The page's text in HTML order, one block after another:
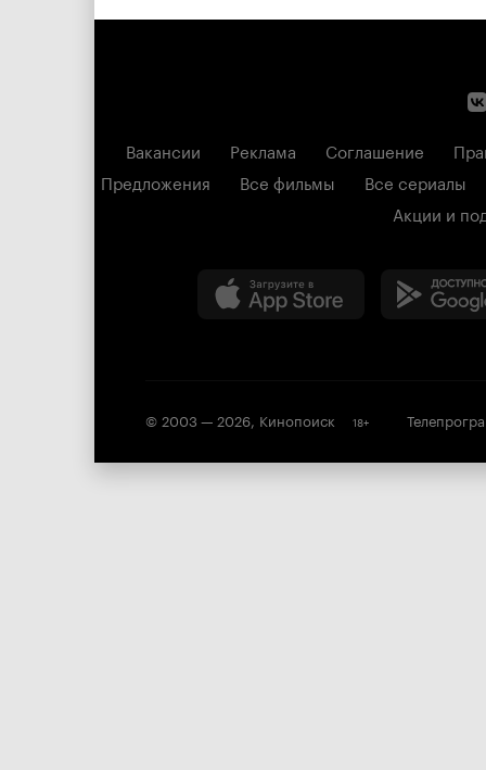
Вакансии Реклама Соглашение
Предложения
Все фильмы
Все сериалы
Акции и
© 2003 — 2026, Кинопоиск 18+